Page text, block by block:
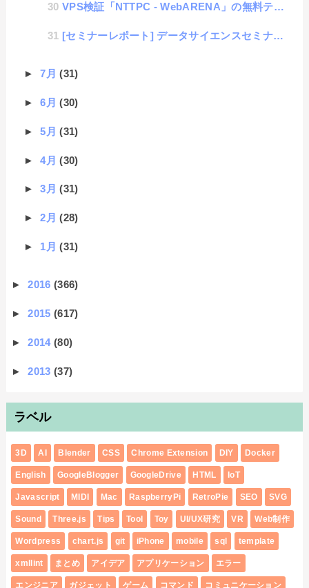
VPS検証「NTTPC - WebARENA」の無料テストで公開サーバー品質テスト
[セミナーレポート] データサイエンスセミナー 【found IT project #8】
►7月(31)
►6月(30)
►5月(31)
►4月(30)
►3月(31)
►2月(28)
► 1月(31)
►2016(366)
►2015(617)
►2014(80)
►2013(37)
ラベル
3D AI Blender CSS Chrome Extension DIY Docker
English GoogleBlogger GoogleDrive HTML IoT
Javascript MIDI Mac RaspberryPi RetroPie SEO SVG
Sound Three.js Tips Tool Toy UI/UX研究 VR Web制作
Wordpress chart.js git iPhone mobile sql template
xmllint まとめ アイデア アプリケーション エラー
エンジニア ガジェット ゲーム コマンド コミュニケーション